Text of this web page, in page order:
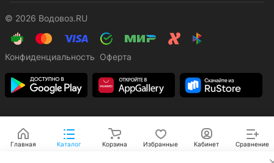
© 2026 Водовоз.RU
Конфиденциальность Оферта
Главная Каталог Корзина Избранные Кабинет Сравнение